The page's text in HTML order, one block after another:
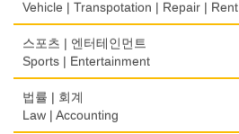
정육점
제과점
Bakery
식품도매
한의원/한약
Oriental Herb/Acupuncture
약국
의사-내과
Florist
모피점
백화점/선물센터
한글학교
Korean Language School
Boarding House
학교/학원
컴퓨터 판매/수리
Computer Sales/Repair
Insurance/Investment/Finance
부동산 관리
Property Management
경보/도난방지
Alarm/Security System
Cemetery/Monument
Construction/Home Renovation
건축설계사
Architect
Architecture
Vehicle | Transpotation | Repair | Rent
운송/통관/이삿짐
Transportation/Moving
택배
Courier Service
스포츠 | 엔터테인먼트
Sports | Entertainment
골프장비
Golf Equipment
법률 | 회계
Law | Accounting